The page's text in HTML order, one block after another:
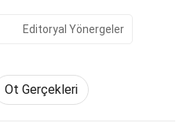
Editoryal Yönergeler
Ot Gerçekleri